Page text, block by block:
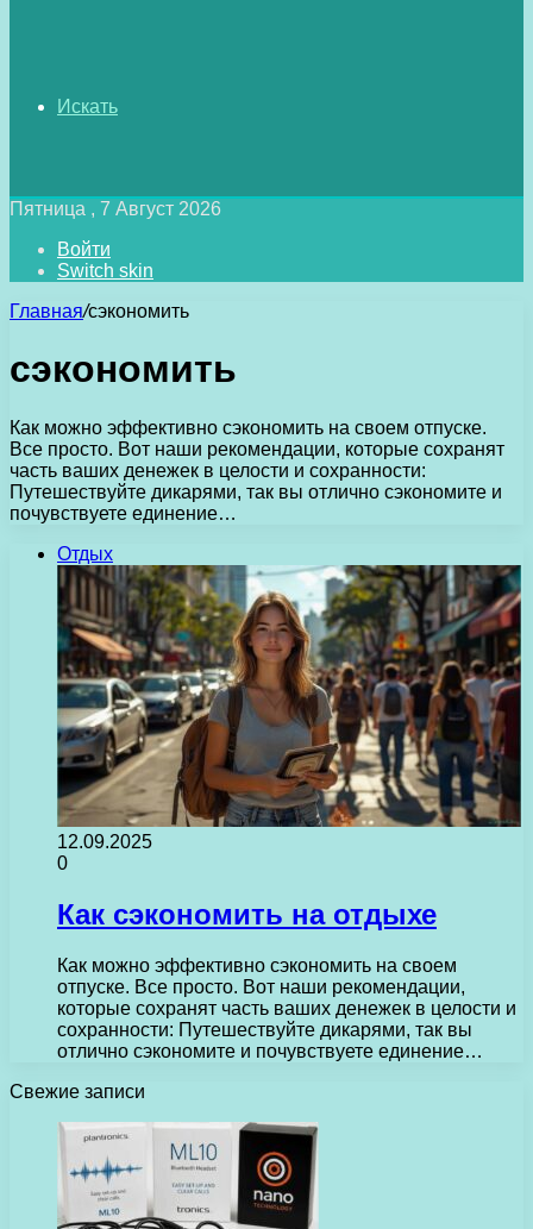
Искать
Пятница , 7 Август 2026
Войти
Switch skin
Главная/сэкономить
сэкономить
Как можно эффективно сэкономить на своем отпуске.
Все просто. Вот наши рекомендации, которые сохранят
часть ваших денежек в целости и сохранности:
Путешествуйте дикарями, так вы отлично сэкономите и
почувствуете единение…
Отдых
12.09.2025
0
Как сэкономить на отдыхе
Как можно эффективно сэкономить на своем
отпуске. Все просто. Вот наши рекомендации,
которые сохранят часть ваших денежек в целости и
сохранности: Путешествуйте дикарями, так вы
отлично сэкономите и почувствуете единение…
Свежие записи